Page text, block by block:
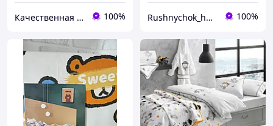
Качественная постель 100% Rushnychok_home_ 100%